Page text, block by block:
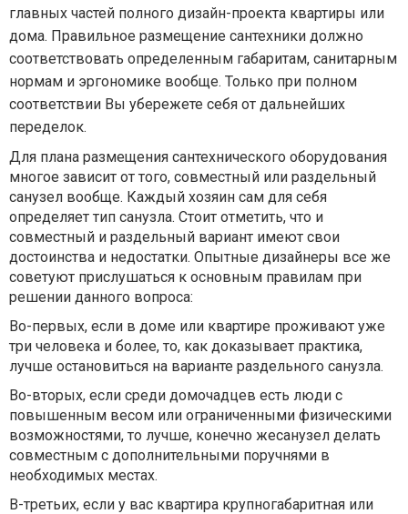
главных частей полного дизайн-проекта квартиры или
дома. Правильное размещение сантехники должно
соответствовать определенным габаритам, санитарным
нормам и эргономике вообще. Только при полном
соответствии Вы убережете себя от дальнейших
переделок.
Для плана размещения сантехнического оборудования
многое зависит от того, совместный или раздельный
санузел вообще. Каждый хозяин сам для себя
определяет тип санузла. Стоит отметить, что и
совместный и раздельный вариант имеют свои
достоинства и недостатки. Опытные дизайнеры все же
советуют прислушаться к основным правилам при
решении данного вопроса:
Во-первых, если в доме или квартире проживают уже
три человека и более, то, как доказывает практика,
лучше остановиться на варианте раздельного санузла.
Во-вторых, если среди домочадцев есть люди с
повышенным весом или ограниченными физическими
возможностями, то лучше, конечно жесанузел делать
совместным с дополнительными поручнями в
необходимых местах.
В-третьих, если у вас квартира крупногабаритная или